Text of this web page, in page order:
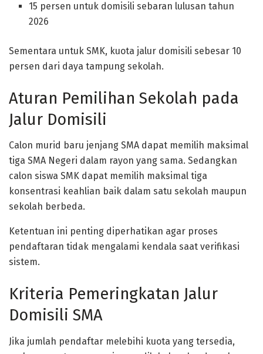
15 persen untuk domisili sebaran lulusan tahun
2026
Sementara untuk SMK, kuota jalur domisili sebesar 10
persen dari daya tampung sekolah.
Aturan Pemilihan Sekolah pada
Jalur Domisili
Calon murid baru jenjang SMA dapat memilih maksimal
tiga SMA Negeri dalam rayon yang sama. Sedangkan
calon siswa SMK dapat memilih maksimal tiga
konsentrasi keahlian baik dalam satu sekolah maupun
sekolah berbeda.
Ketentuan ini penting diperhatikan agar proses
pendaftaran tidak mengalami kendala saat verifikasi
sistem.
Kriteria Pemeringkatan Jalur
Domisili SMA
Jika jumlah pendaftar melebihi kuota yang tersedia,